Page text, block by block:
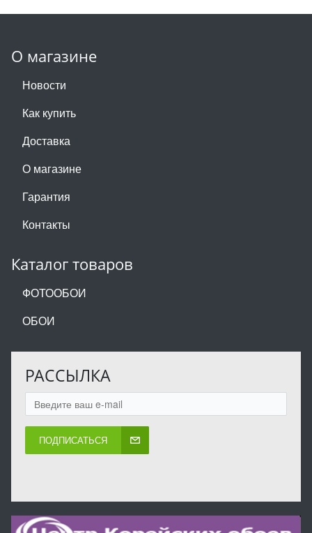
О магазине
Новости
Как купить
Доставка
О магазине
Гарантия
Контакты
Каталог товаров
ФОТООБОИ
ОБОИ
РАССЫЛКА
ПОДПИСАТЬСЯ